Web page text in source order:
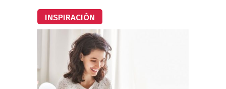
INSPIRACIÓN